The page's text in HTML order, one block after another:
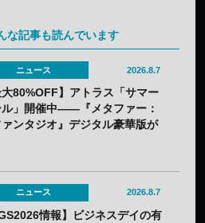
な記事も読んでいます
ニュース 2026.8.7
大80%OFF】アトラス「サマー
ル」開催中——『メタファー：
ァンタジオ』デジタル豪華版が
ニュース 2026.8.7
情報】ビジネスデイの有